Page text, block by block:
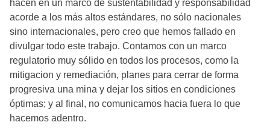
hacen en un marco de sustentabilidad y responsabilidad
acorde a los más altos estándares, no sólo nacionales
sino internacionales, pero creo que hemos fallado en
divulgar todo este trabajo. Contamos con un marco
regulatorio muy sólido en todos los procesos, como la
mitigacion y remediación, planes para cerrar de forma
progresiva una mina y dejar los sitios en condiciones
óptimas; y al final, no comunicamos hacia fuera lo que
hacemos adentro.